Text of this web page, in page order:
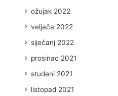
ožujak 2022
veljača 2022
siječanj 2022
prosinac 2021
studeni 2021
listopad 2021